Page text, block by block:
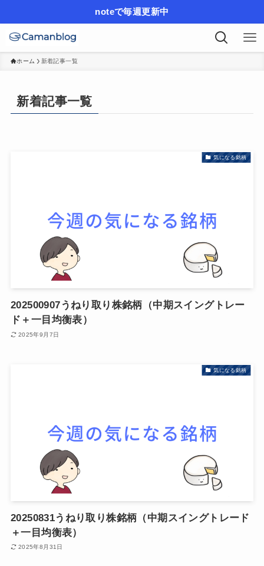
noteで毎週更新中
ホーム 新着記事一覧
新着記事一覧
気になる銘柄
202500907うねり取り株銘柄（中期スイングトレー
ド＋一目均衡表）
2025年9月7日
気になる銘柄
20250831うねり取り株銘柄（中期スイングトレード
＋一目均衡表）
2025年8月31日